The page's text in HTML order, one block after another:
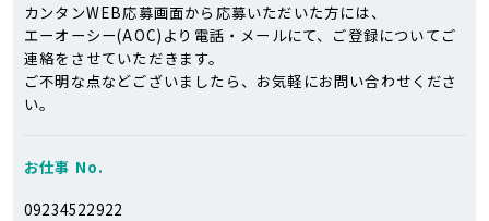
カンタンWEB応募画面から応募いただいた方には、
エーオーシー(AOC)より電話・メールにて、ご登録についてご
連絡をさせていただきます。
ご不明な点などございましたら、お気軽にお問い合わせくださ
い。
お仕事 No.
09234522922